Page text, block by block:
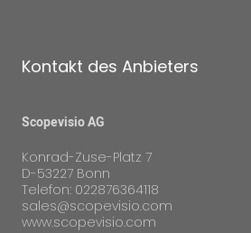
Kontakt des Anbieters
Scopevisio AG
Konrad-Zuse-Platz 7
D-53227 Bonn
Telefon: 022876364118
sales@scopevisio.com
www.scopevisio.com